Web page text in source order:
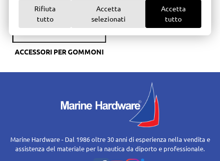
Rifiuta
tutto
Accetta
selezionati
Accetta
tutto
ACCESSORI PER GOMMONI
Marine Hardware - Dal 1986 oltre 30 anni di esperienza nella vendita e
assistenza del materiale per la nautica da diporto e professionale.